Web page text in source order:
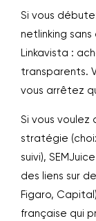
Si vous
netlinking
Linkavista :
transparents.
vous arrêtez
Si vous
stratégie
suivi),
des liens sur
Figaro,
française qui